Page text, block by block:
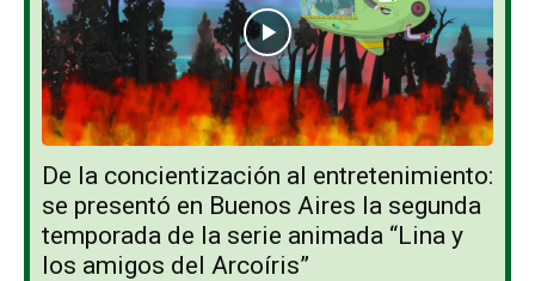
De la concientización al entretenimiento:
se presentó en Buenos Aires la segunda
temporada de la serie animada “Lina y
los amigos del Arcoíris”